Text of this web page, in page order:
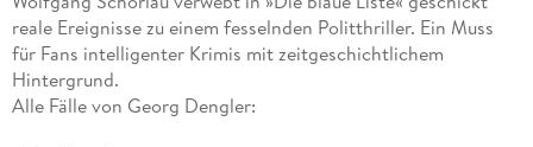
reale Ereignisse zu einem fesselnden Politthriller. Ein Muss
für Fans intelligenter Krimis mit zeitgeschichtlichem
Hintergrund.
Alle Fälle von Georg Dengler: